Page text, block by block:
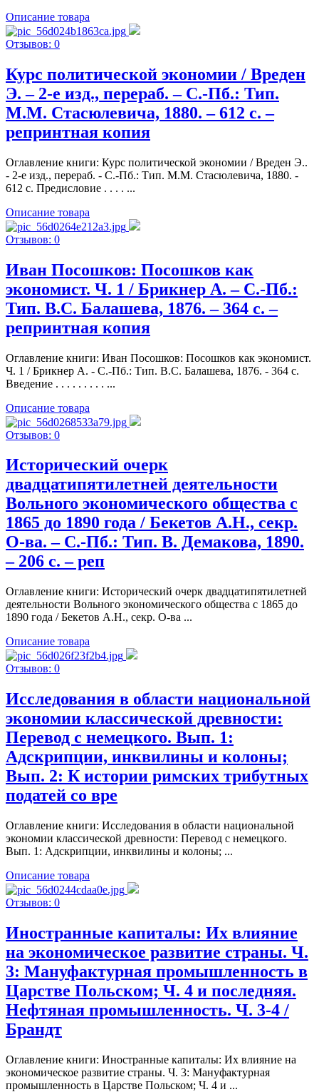
Описание товара
Отзывов: 0
Курс политической экономии / Вреден
Э. – 2-е изд., перераб. – С.-Пб.: Тип.
М.М. Стасюлевича, 1880. – 612 c. –
репринтная копия
Оглавление книги: Курс политической экономии / Вреден Э..
- 2-е изд., перераб. - С.-Пб.: Тип. М.М. Стасюлевича, 1880. -
612 c. Предисловие . . . . ...
Описание товара
Отзывов: 0
Иван Посошков: Посошков как
экономист. Ч. 1 / Брикнер А. – С.-Пб.:
Тип. В.С. Балашева, 1876. – 364 c. –
репринтная копия
Оглавление книги: Иван Посошков: Посошков как экономист.
Ч. 1 / Брикнер А. - С.-Пб.: Тип. В.С. Балашева, 1876. - 364 c.
Введение . . . . . . . . . ...
Описание товара
Отзывов: 0
Исторический очерк
двадцатипятилетней деятельности
Вольного экономического общества с
1865 до 1890 года / Бекетов А.Н., секр.
О-ва. – С.-Пб.: Тип. В. Демакова, 1890.
– 206 с. – реп
Оглавление книги: Исторический очерк двадцатипятилетней
деятельности Вольного экономического общества с 1865 до
1890 года / Бекетов А.Н., секр. О-ва ...
Описание товара
Отзывов: 0
Исследования в области национальной
экономии классической древности:
Перевод с немецкого. Вып. 1:
Адскрипции, инквилины и колоны;
Вып. 2: К истории римских трибутных
податей со вре
Оглавление книги: Исследования в области национальной
экономии классической древности: Перевод с немецкого.
Вып. 1: Адскрипции, инквилины и колоны; ...
Описание товара
Отзывов: 0
Иностранные капиталы: Их влияние
на экономическое развитие страны. Ч.
3: Мануфактурная промышленность в
Царстве Польском; Ч. 4 и последняя.
Нефтяная промышленность. Ч. 3-4 /
Брандт
Оглавление книги: Иностранные капиталы: Их влияние на
экономическое развитие страны. Ч. 3: Мануфактурная
промышленность в Царстве Польском; Ч. 4 и ...